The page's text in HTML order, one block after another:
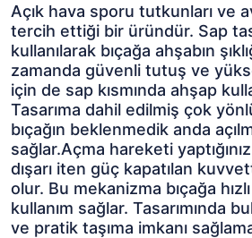
Açık hava sporu tutkunları ve
tercih ettiği bir üründür. Sap
kullanılarak bıçağa ahşabın
zamanda güvenli tutuş ve
için de sap kısmında ahşap
Tasarıma dahil edilmiş çok
bıçağın beklenmedik anda
sağlar.Açma hareketi
dışarı iten güç kapatılan
olur. Bu mekanizma bıçağa
kullanım sağlar. Tasarımında
ve pratik taşıma imkanı